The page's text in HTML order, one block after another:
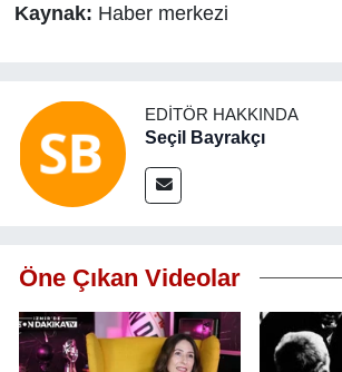
Kaynak: Haber merkezi
EDITÖR HAKKINDA
Seçil Bayrakçı
Öne Çıkan Videolar